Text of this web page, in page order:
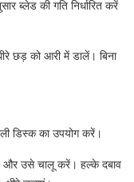
ब्लेड की गति निर्धारित करें
छड़ को आरी में डालें। बिना
डिस्क का उपयोग करें।
और उसे चालू करें। हल्के दबाव